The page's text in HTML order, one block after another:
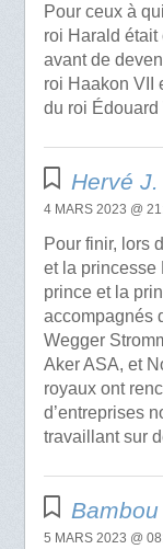
Pour ceux à
roi Harald était
avant de
roi Haakon VII
du roi
Hervé
4 MARS 2023 @
Pour finir, lors
et la princesse
prince et la
accompagnés
Wegger
Aker ASA, et
royaux ont
d’entreprises
travaillant sur
Bambou
5 MARS 2023 @